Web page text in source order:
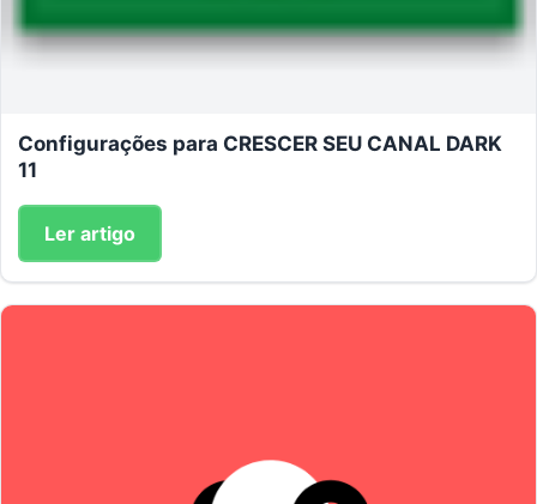
Configurações para CRESCER SEU CANAL DARK
11
Ler artigo